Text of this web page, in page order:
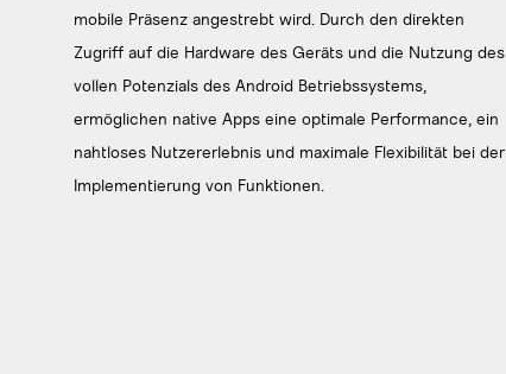
mobile Präsenz angestrebt wird. Durch den direkten
Zugriff auf die Hardware des Geräts und die Nutzung des
vollen Potenzials des Android Betriebssystems,
ermöglichen native Apps eine optimale Performance, ein
nahtloses Nutzererlebnis und maximale Flexibilität bei der
Implementierung von Funktionen.